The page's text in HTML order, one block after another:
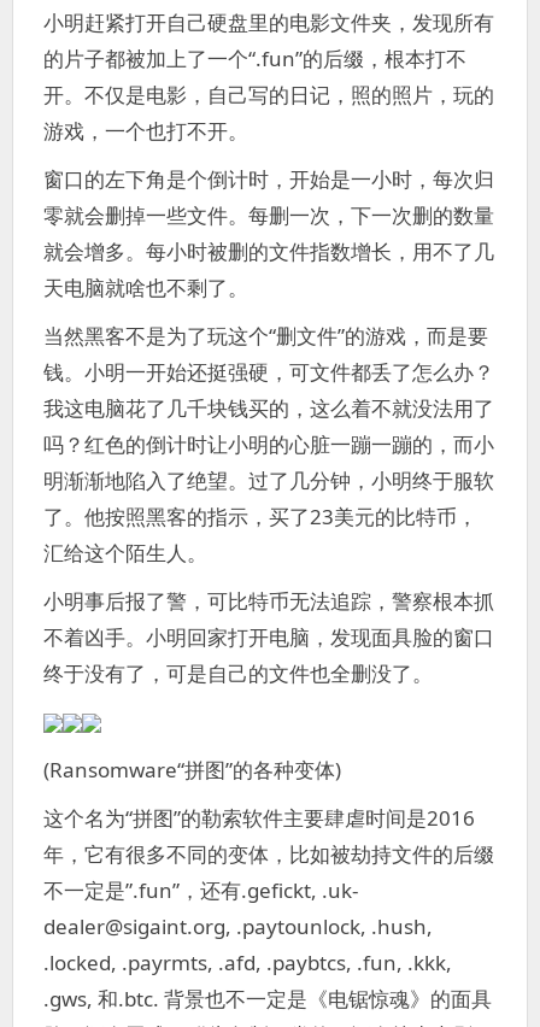
小明赶紧打开自己硬盘里的电影文件夹，发现所有
的片子都被加上了一个“.fun”的后缀，根本打不
开。不仅是电影，自己写的日记，照的照片，玩的
游戏，一个也打不开。
窗口的左下角是个倒计时，开始是一小时，每次归
零就会删掉一些文件。每删一次，下一次删的数量
就会增多。每小时被删的文件指数增长，用不了几
天电脑就啥也不剩了。
当然黑客不是为了玩这个“删文件”的游戏，而是要
钱。小明一开始还挺强硬，可文件都丢了怎么办？
我这电脑花了几千块钱买的，这么着不就没法用了
吗？红色的倒计时让小明的心脏一蹦一蹦的，而小
明渐渐地陷入了绝望。过了几分钟，小明终于服软
了。他按照黑客的指示，买了23美元的比特币，
汇给这个陌生人。
小明事后报了警，可比特币无法追踪，警察根本抓
不着凶手。小明回家打开电脑，发现面具脸的窗口
终于没有了，可是自己的文件也全删没了。
(Ransomware“拼图”的各种变体)
这个名为“拼图”的勒索软件主要肆虐时间是2016
年，它有很多不同的变体，比如被劫持文件的后缀
不一定是”.fun”，还有.gefickt, .uk-
dealer@sigaint.org, .paytounlock, .hush,
.locked, .payrmts, .afd, .paybtcs, .fun, .kkk,
.gws, 和.btc. 背景也不一定是《电锯惊魂》的面具